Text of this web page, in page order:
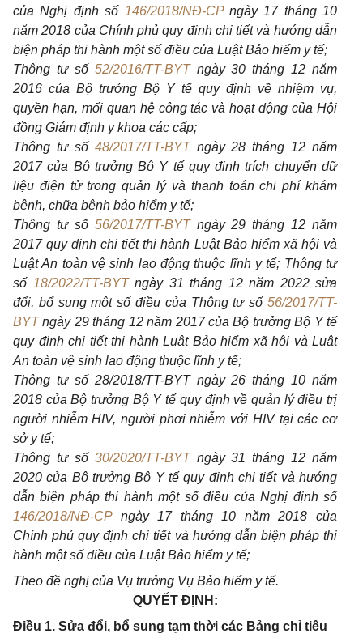
của Nghị định số 146/2018/NĐ-CPngày 17 tháng 10
năm 2018 của Chính phủ quy định chi tiết và hướng dẫn
biện pháp thi hành một số điều của Luật Bảo hiểm y tế;
Thông tư số 52/2016/TT-BYTngày 30 tháng 12 năm
2016 của Bộ trưởng Bộ Y tế quy định về nhiệm vụ,
quyền hạn, mối quan hệ công tác và hoạt động của Hội
đồng Giám định y khoa các cấp;
Thông tư số 48/2017/TT-BYTngày 28 tháng 12 năm
2017 của Bộ trưởng Bộ Y tế quy định trích chuyển dữ
liệu điện tửtrong quảnlývà thanh toán chiphíkhám
bệnh, chữa bệnh bảo hiểm y tế;
Thông tư số 56/2017/TT-BYTngày 29 tháng 12 năm
2017 quy định chi tiết thi hành Luật Bảo hiểm xã hội và
Luật An toàn vệ sinh lao động thuộc lĩnh y tế; Thông tư
số 18/2022/TT-BYTngày 31 tháng 12 năm 2022 sửa
đổi, bổ sung một số điều của Thông tư số 56/2017/TT-
BYTngày 29 tháng 12 năm 2017 của Bộ trưởng Bộ Y tế
quy định chi tiết thi hành Luật Bảo hiểm xã hội và Luật
An toàn vệ sinh lao động thuộc lĩnh y tế;
Thông tư số 28/2018/TT-BYT ngày 26 tháng 10 năm
2018 của Bộ trưởng Bộ Y tế quy định về quản lý điều trị
người nhiễm HIV, người phơi nhiễm với HIV tại các cơ
sở y tế;
Thông tư số 30/2020/TT-BYTngày 31 tháng 12 năm
2020 của Bộ trưởng Bộ Y tế quy định chi tiết và hướng
dẫn biện pháp thi hành một số điều của Nghị định số
146/2018/NĐ-CPngày 17 tháng 10 năm 2018 của
Chính phủ quy định chi tiết và hướng dẫn biện pháp thi
hành một số điều của Luật Bảo hiểm y tế;
Theo đề nghị của Vụ trưởng Vụ Bảo hiểm y tế.
QUYẾT ĐỊNH:
Điều 1. Sửa đổi, bổ sung tạm thời các Bảng chỉ tiêu